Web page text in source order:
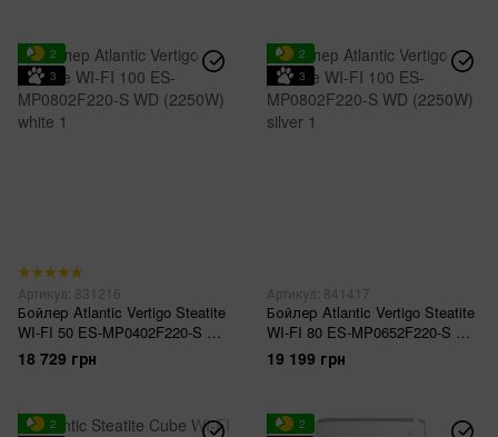
2
3
Артикул: 831216
Бойлер Atlantic Vertigo Steatite
WI-FI 50 ES-MP0402F220-S WD
(2250W) white
18 729 грн
2
3
Артикул: 841417
Бойлер Atlantic Vertigo Steatite
WI-FI 80 ES-MP0652F220-S WD
(2250W) silver
19 199 грн
2
2